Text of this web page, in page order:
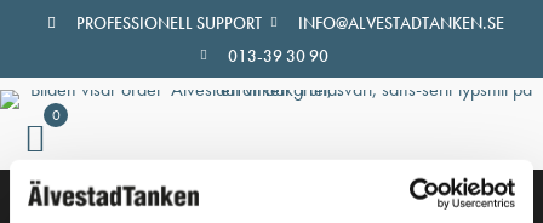
Hoppa
innehåll
PROFESSIONELL SUPPORT
INFO@ALVESTADTANKEN.SE
013-39 30 90
0